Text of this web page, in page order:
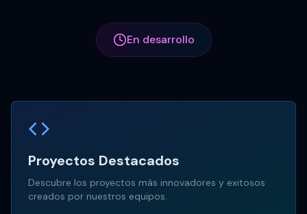
En desarrollo
Proyectos Destacados
Descubre los proyectos más innovadores y exitosos
creados por nuestros equipos.